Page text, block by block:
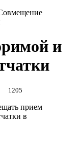
и
1205
прием
в